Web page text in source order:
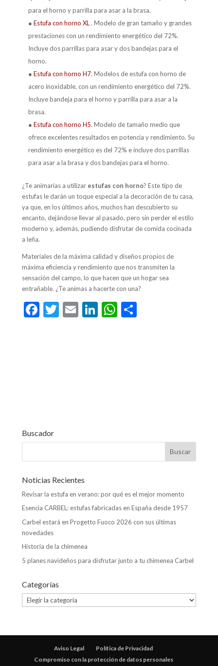
para el horno y parrilla para asar a la brasa.
● Estufa con horno XL. Modelo de gran tamaño y grandes
prestaciones con un rendimiento energético del 72%.
Incluye dos parrillas para asar y dos bandejas para el
horno.
● Estufa con horno H7. Modelos de estufa con horno de
acero inoxidable, con un rendimiento energético del 72%.
Incluye bandeja para el horno y parrilla para asar a la
brasa.
● Estufa con horno H5. Modelo de tamaño medio que
ofrece excelentes resultados en potencia y rendimiento. Su
rendimiento energético es del 72% e incluye dos parrillas
para asar a la brasa y dos bandejas para el horno.
¿Te animarías a utilizar estufas con horno? Este tipo de
estufas le darán un toque especial a la decoración de tu casa,
ya que, en los últimos años, muchos han descubierto su
encanto, dejándose llevar al pasado, pero sin perder el estilo
moderno y, además, pudiendo disfrutar de comida cocinada
a leña.
Materiales de la máxima calidad y diseños propios de
máxima eficiencia y rendimiento que nos transmiten la
sensación del campo, lo que hacen que un hogar sea
entrañable. ¿Te animas a hacerte con una?
F T E Li WC
Buscador
Noticias Recientes
Revisar la estufa en verano: por qué es el mejor momento
Esencia CARBEL: estufas fabricadas en España desde 1957
Carbel estará en Progetto Fuoco 2026 con sus últimas
novedades
Historia de la chimenea
5 planes navideños para disfrutar junto a tu chimenea Carbel
Categorías
Categorías
Aviso Legal
Política de Privacidad
Compromiso con la protección de datos personales